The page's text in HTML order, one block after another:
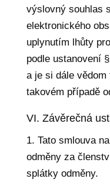
výslovný souhlas
elektronického
uplynutím lhůty
podle ustanovení
a je si dále
takovém případě
VI. Závěrečná
1. Tato smlouva
odměny za
splátky odměny.